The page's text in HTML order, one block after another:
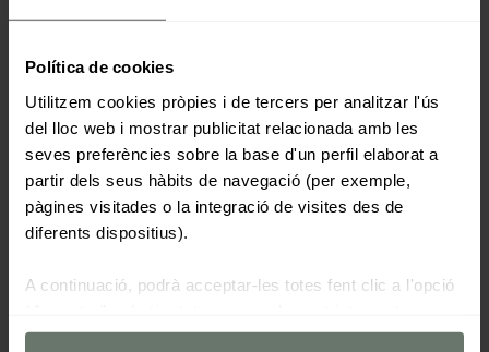
Política de cookies
Utilitzem cookies pròpies i de tercers per analitzar l'ús
del lloc web i mostrar publicitat relacionada amb les
seves preferències sobre la base d'un perfil elaborat a
partir dels seus hàbits de navegació (per exemple,
pàgines visitades o la integració de visites des de
diferents dispositius).
A continuació, podrà acceptar-les totes fent clic a l'opció
necessàries fent clic a "Rebutjar" o configurar-les segons